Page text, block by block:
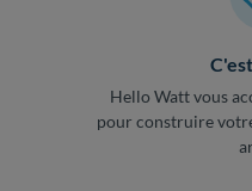
Hello Watt vous
pour construire